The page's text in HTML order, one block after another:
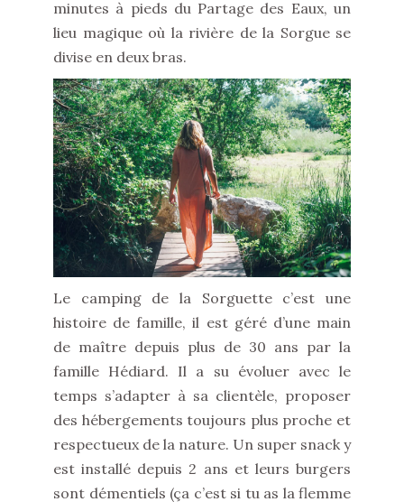
minutes à pieds du Partage des Eaux, un
lieu magique où la rivière de la Sorgue se
divise en deux bras.
Le camping de la Sorguette c’est une
histoire de famille, il est géré d’une main
de maître depuis plus de 30 ans par la
famille Hédiard. Il a su évoluer avec le
temps s’adapter à sa clientèle, proposer
des hébergements toujours plus proche et
respectueux de la nature. Un super snack y
est installé depuis 2 ans et leurs burgers
sont démentiels (ça c’est si tu as la flemme